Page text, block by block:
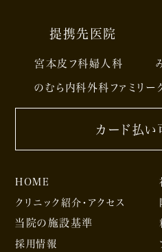
提携先医院
宮本皮フ科婦人科
のむら内科外科ファミリー
カード払い
HOME
クリニック紹介・アクセス
当院の施設基準
採用情報